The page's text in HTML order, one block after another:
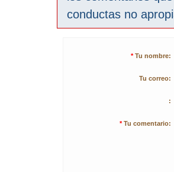
conductas no
* Tu nombre:
Tu correo:
:
* Tu comentario: